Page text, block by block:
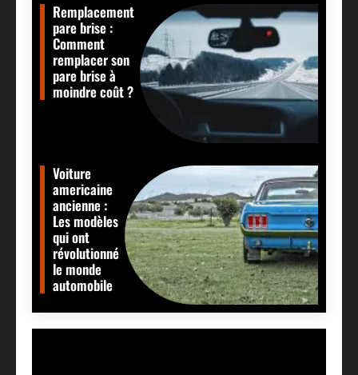
Remplacement
pare brise :
Comment
remplacer son
pare brise à
moindre coût ?
Voiture
americaine
ancienne :
Les modèles
qui ont
révolutionné
le monde
automobile